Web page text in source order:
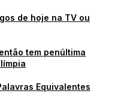
de hoje na TV ou
tem penúltima
Equivalentes